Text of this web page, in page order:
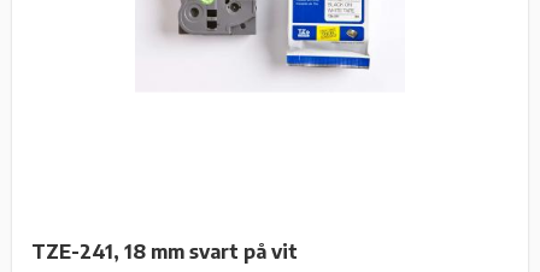
TZE-241, 18 mm svart på vit